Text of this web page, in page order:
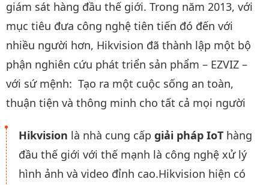
giám sát hàng đầu thế giới. Trong năm 2013, với
mục tiêu đưa công nghệ tiên tiến đó đến với
nhiều người hơn, Hikvision đã thành lập một bộ
phận nghiên cứu phát triển sản phẩm – EZVIZ –
với sứ mệnh: Tạo ra một cuộc sống an toàn,
thuận tiện và thông minh cho tất cả mọi người
Hikvision là nhà cung cấp giải pháp IoT hàng
đầu thế giới với thế mạnh là công nghệ xử lý
hình ảnh và video đỉnh cao.Hikvision hiện có